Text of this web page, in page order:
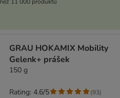
GRAU HOKAMIX Mobility
Gelenk+ prášek
150 g
Rating: 4.6/5 (93)